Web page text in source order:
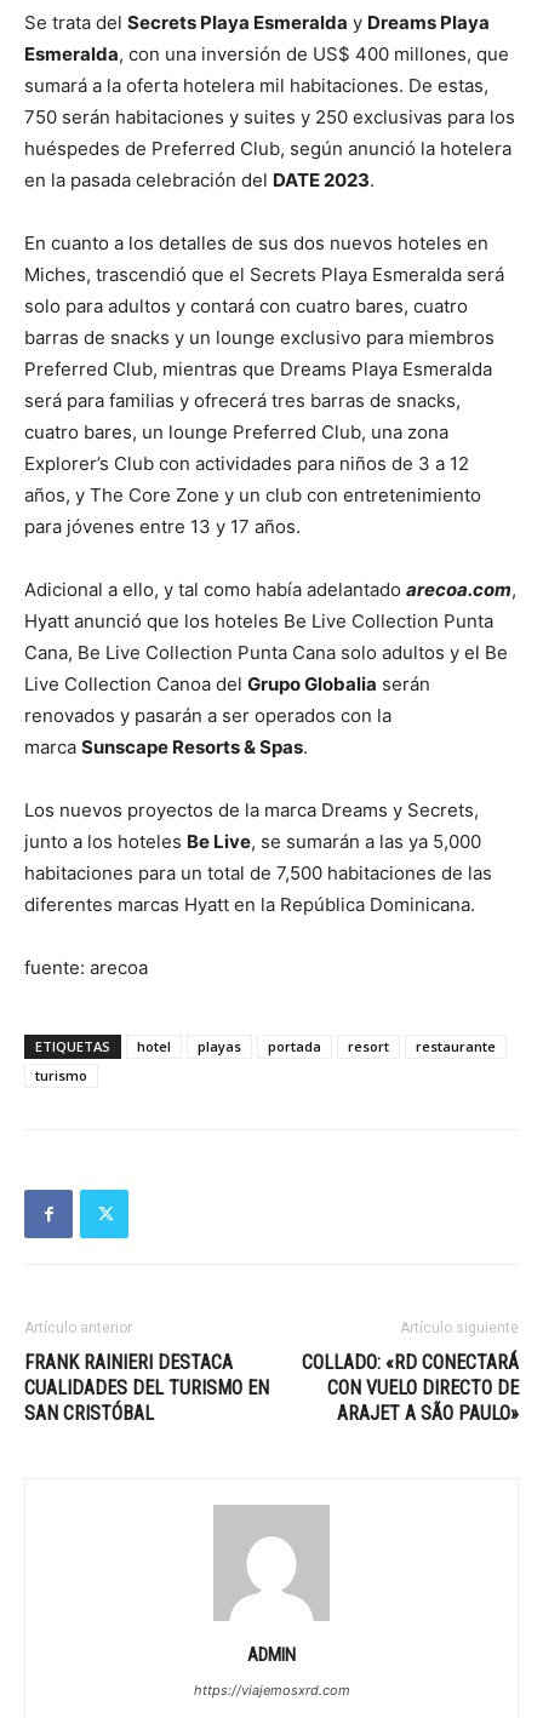
Se trata del Secrets Playa Esmeralda y Dreams Playa
Esmeralda, con una inversión de US$ 400 millones, que
sumará a la oferta hotelera mil habitaciones. De estas,
750 serán habitaciones y suites y 250 exclusivas para los
huéspedes de Preferred Club, según anunció la hotelera
en la pasada celebración del DATE 2023.
En cuanto a los detalles de sus dos nuevos hoteles en
Miches, trascendió que el Secrets Playa Esmeralda será
solo para adultos y contará con cuatro bares, cuatro
barras de snacks y un lounge exclusivo para miembros
Preferred Club, mientras que Dreams Playa Esmeralda
será para familias y ofrecerá tres barras de snacks,
cuatro bares, un lounge Preferred Club, una zona
Explorer’s Club con actividades para niños de 3 a 12
años, y The Core Zone y un club con entretenimiento
para jóvenes entre 13 y 17 años.
Adicional a ello, y tal como había adelantado arecoa.com,
Hyatt anunció que los hoteles Be Live Collection Punta
Cana, Be Live Collection Punta Cana solo adultos y el Be
Live Collection Canoa del Grupo Globalia serán
renovados y pasarán a ser operados con la
marca Sunscape Resorts & Spas.
Los nuevos proyectos de la marca Dreams y Secrets,
junto a los hoteles Be Live, se sumarán a las ya 5,000
habitaciones para un total de 7,500 habitaciones de las
diferentes marcas Hyatt en la República Dominicana.
fuente: arecoa
ETIQUETAS hotel playas portada resort
restaurante
turismo
Artículo anterior
FRANK RAINIERI DESTACA
CUALIDADES DEL TURISMO EN
SAN CRISTÓBAL
Artículo siguiente
COLLADO: «RD CONECTARÁ
CON VUELO DIRECTO DE
ARAJET A SÃO PAULO»
ADMIN
https://viajemosxrd.com